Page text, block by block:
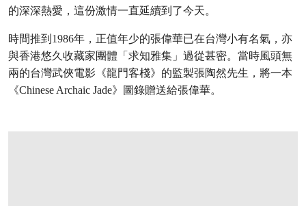
的深深熱愛，這份激情一直延續到了今天。
時間推到1986年，正值年少的張偉華已在台灣小有名氣，亦
與香港悠久收藏家團體「求知雅集」過從甚密。當時風頭無
兩的台灣武俠電影《龍門客棧》的監製張陶然先生，將一本
《Chinese Archaic Jade》圖錄贈送給張偉華。